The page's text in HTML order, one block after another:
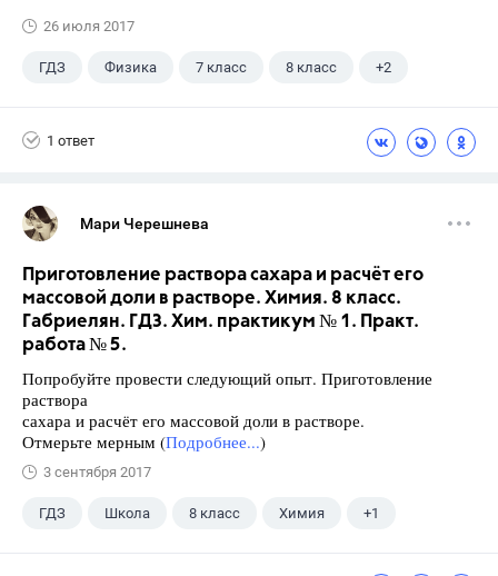
26 июля 2017
ГДЗ Физика 7 класс 8 класс +2
1 ответ
Мари Черешнева
Приготовление раствора сахара и расчёт его
массовой доли в растворе. Химия. 8 класс.
Габриелян. ГДЗ. Хим. практикум № 1. Практ.
работа № 5.
Попробуйте провести следующий опыт. Приготовление
раствора
сахара и расчёт его массовой доли в растворе.
Отмерьте мерным (Подробнее...)
3 сентября 2017
ГДЗ Школа 8 класс Химия +1